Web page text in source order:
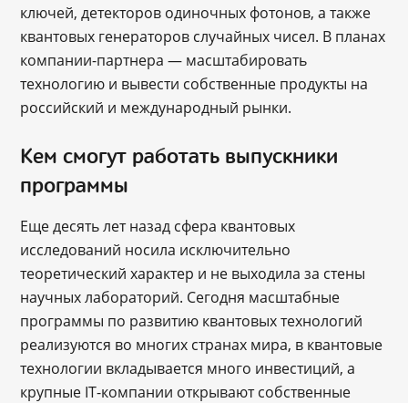
ключей, детекторов одиночных фотонов, а также
квантовых генераторов случайных чисел. В планах
компании-партнера — масштабировать
технологию и вывести собственные продукты на
российский и международный рынки.
Кем смогут работать выпускники
программы
Еще десять лет назад сфера квантовых
исследований носила исключительно
теоретический характер и не выходила за стены
научных лабораторий. Сегодня масштабные
программы по развитию квантовых технологий
реализуются во многих странах мира, в квантовые
технологии вкладывается много инвестиций, а
крупные IT-компании открывают собственные